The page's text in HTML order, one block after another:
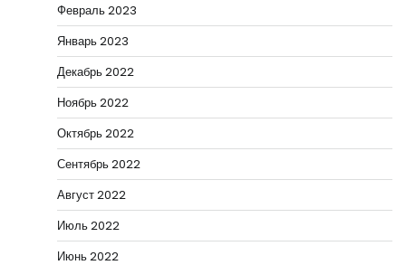
Февраль 2023
Январь 2023
Декабрь 2022
Ноябрь 2022
Октябрь 2022
Сентябрь 2022
Август 2022
Июль 2022
Июнь 2022